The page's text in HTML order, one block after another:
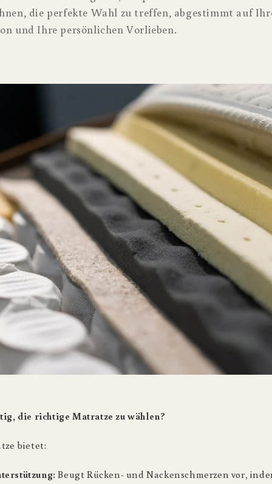
die perfekte Wahl zu treffen, abgestimmt auf
und Ihre persönlichen Vorlieben.
die richtige Matratze zu wählen?
bietet:
Beugt Rücken- und Nackenschmerzen vor,